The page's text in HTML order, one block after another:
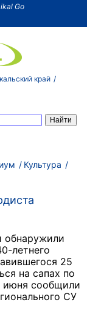
Go
край
Культура
обнаружили
летнего
25
на сапах по
июня сообщили
СУ